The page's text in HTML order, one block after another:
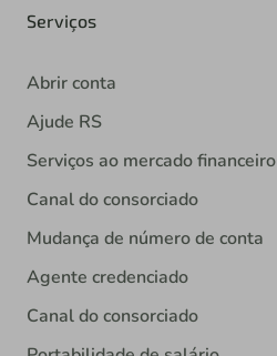
Serviços
Abrir conta
Ajude RS
Serviços ao mercado financeiro
Canal do consorciado
Mudança de número de conta
Agente credenciado
Canal do consorciado